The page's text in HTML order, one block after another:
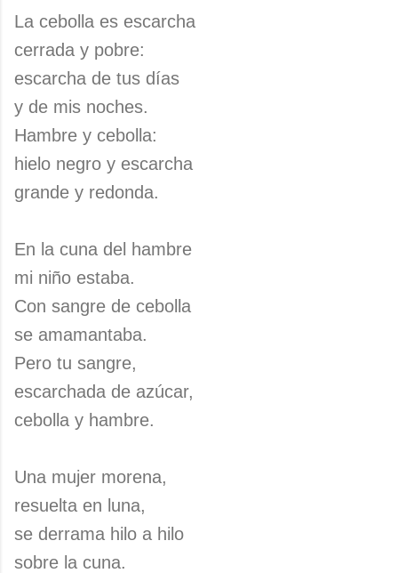
La cebolla es escarcha
cerrada y pobre:
escarcha de tus días
y de mis noches.
Hambre y cebolla:
hielo negro y escarcha
grande y redonda.
En la cuna del hambre
mi niño estaba.
Con sangre de cebolla
se amamantaba.
Pero tu sangre,
escarchada de azúcar,
cebolla y hambre.
Una mujer morena,
resuelta en luna,
se derrama hilo a hilo
sobre la cuna.